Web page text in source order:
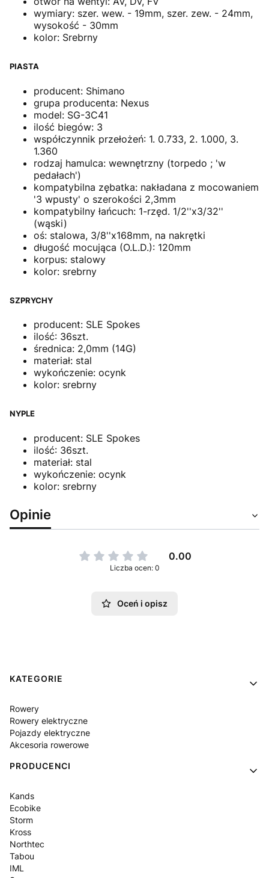
wymiary: szer. wew. - 19mm, szer. zew. - 24mm,
wysokość - 30mm
kolor: Srebrny
PIASTA
producent: Shimano
grupa producenta: Nexus
model: SG-3C41
ilość biegów: 3
współczynnik przełożeń: 1. 0.733, 2. 1.000, 3.
1.360
rodzaj hamulca: wewnętrzny (torpedo ; 'w
pedałach')
kompatybilna zębatka: nakładana z mocowaniem
'3 wpusty' o szerokości 2,3mm
kompatybilny łańcuch: 1-rzęd. 1/2''x3/32''
(wąski)
oś: stalowa, 3/8''x168mm, na nakrętki
długość mocująca (O.L.D.): 120mm
korpus: stalowy
kolor: srebrny
SZPRYCHY
producent: SLE Spokes
ilość: 36szt.
średnica: 2,0mm (14G)
materiał: stal
wykończenie: ocynk
kolor: srebrny
NYPLE
producent: SLE Spokes
ilość: 36szt.
materiał: stal
wykończenie: ocynk
kolor: srebrny
Opinie
0.00
Liczba ocen: 0
Oceń i opisz
Linki w stopce
KATEGORIE
Rowery
Rowery elektryczne
Pojazdy elektryczne
Akcesoria rowerowe
PRODUCENCI
Kands
Ecobike
Storm
Kross
Northtec
Tabou
IML